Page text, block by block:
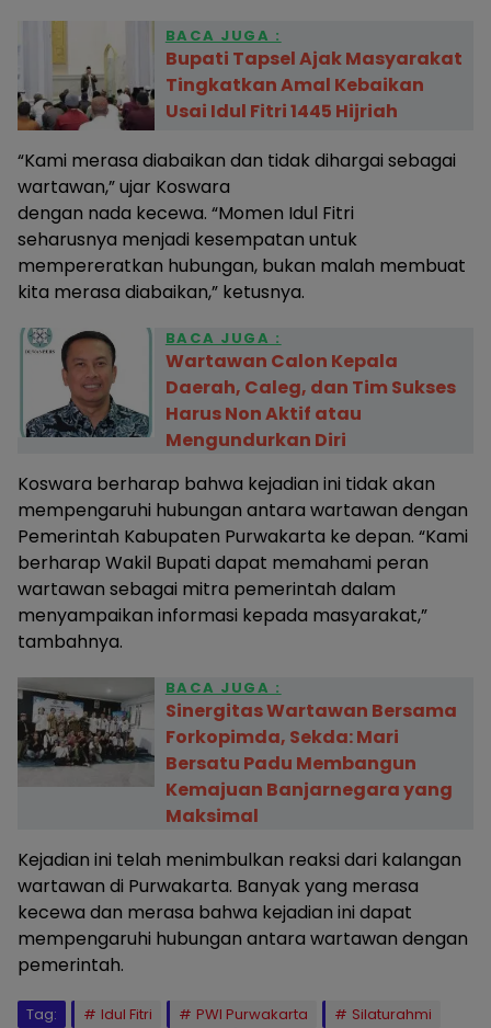
BACA JUGA :
Bupati Tapsel Ajak Masyarakat
Tingkatkan Amal Kebaikan
Usai Idul Fitri 1445 Hijriah
“Kami merasa diabaikan dan tidak dihargai sebagai
wartawan,” ujar Koswara
dengan nada kecewa. “Momen Idul Fitri
seharusnya menjadi kesempatan untuk
mempereratkan hubungan, bukan malah membuat
kita merasa diabaikan,” ketusnya.
BACA JUGA :
Wartawan Calon Kepala
Daerah, Caleg, dan Tim Sukses
Harus Non Aktif atau
Mengundurkan Diri
Koswara berharap bahwa kejadian ini tidak akan
mempengaruhi hubungan antara wartawan dengan
Pemerintah Kabupaten Purwakarta ke depan. “Kami
berharap Wakil Bupati dapat memahami peran
wartawan sebagai mitra pemerintah dalam
menyampaikan informasi kepada masyarakat,”
tambahnya.
BACA JUGA :
Sinergitas Wartawan Bersama
Forkopimda, Sekda: Mari
Bersatu Padu Membangun
Kemajuan Banjarnegara yang
Maksimal
Kejadian ini telah menimbulkan reaksi dari kalangan
wartawan di Purwakarta. Banyak yang merasa
kecewa dan merasa bahwa kejadian ini dapat
mempengaruhi hubungan antara wartawan dengan
pemerintah.
Tag: Idul Fitri PWI Purwakarta
Silaturahmi